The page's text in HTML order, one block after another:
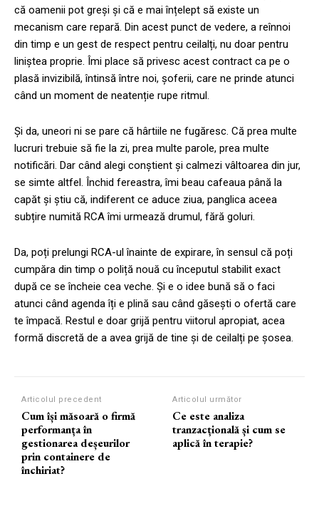
că oamenii pot greși și că e mai înțelept să existe un
mecanism care repară. Din acest punct de vedere, a reînnoi
din timp e un gest de respect pentru ceilalți, nu doar pentru
liniștea proprie. Îmi place să privesc acest contract ca pe o
plasă invizibilă, întinsă între noi, șoferii, care ne prinde atunci
când un moment de neatenție rupe ritmul.
Și da, uneori ni se pare că hârtiile ne fugăresc. Că prea multe
lucruri trebuie să fie la zi, prea multe parole, prea multe
notificări. Dar când alegi conștient și calmezi vâltoarea din jur,
se simte altfel. Închid fereastra, îmi beau cafeaua până la
capăt și știu că, indiferent ce aduce ziua, panglica aceea
subțire numită RCA îmi urmează drumul, fără goluri.
Da, poți prelungi RCA-ul înainte de expirare, în sensul că poți
cumpăra din timp o poliță nouă cu începutul stabilit exact
după ce se încheie cea veche. Și e o idee bună să o faci
atunci când agenda îți e plină sau când găsești o ofertă care
te împacă. Restul e doar grijă pentru viitorul apropiat, acea
formă discretă de a avea grijă de tine și de ceilalți pe șosea.
Articolul precedent
Cum își măsoară o firmă
performanța în
gestionarea deșeurilor
prin containere de
închiriat?
Articolul următor
Ce este analiza
tranzacțională și cum se
aplică în terapie?